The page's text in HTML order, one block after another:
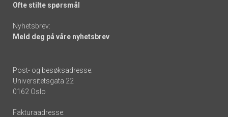
Ofte stilte spørsmål
Nyhetsbrev:
Meld deg på våre nyhetsbrev
Post- og besøksadresse:
Universitetsgata 22
0162 Oslo
Fakturaadresse: